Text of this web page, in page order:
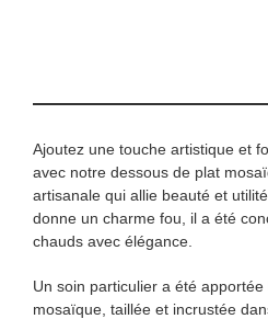
Ajoutez une touche artistique et
avec notre dessous de plat
artisanale qui allie beauté et
donne un charme fou, il a été
chauds avec élégance.
Un soin particulier a été
mosaïque, taillée et incrustée